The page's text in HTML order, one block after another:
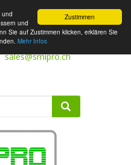
Zustimmen
und
und
Sie auf Zustimmen klicken, erklären Sie
Mehr Infos
sales@smipro.ch